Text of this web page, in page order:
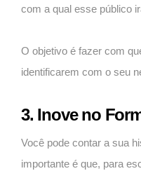
com a qual esse público
O objetivo é fazer com
identificarem com o seu
3. Inove no
Você pode contar a sua
importante é que, para